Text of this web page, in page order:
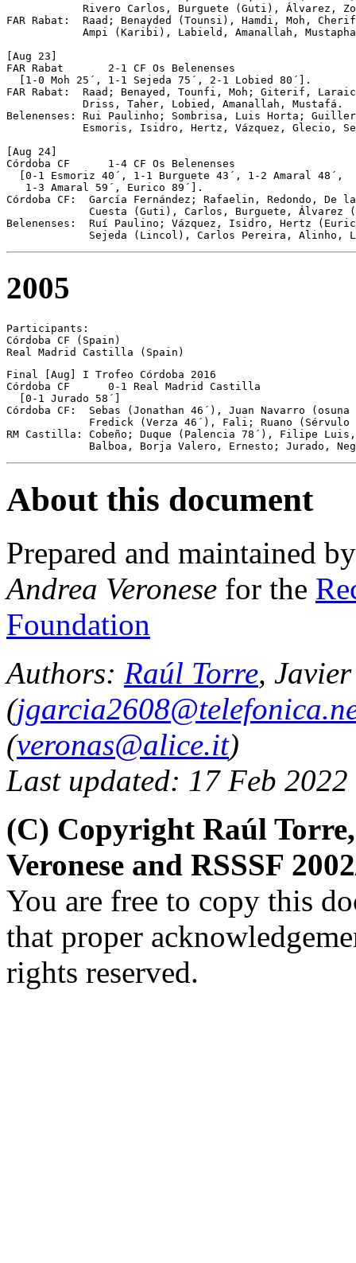
Rivero Carlos, Burguete (Guti), Álvarez,
FAR Rabat:  Raad; Benayded (Tounsi), Hamdi, Moh,
Ampi (Karibi), Labield, Amanallah,
[Aug 23]
FAR Rabat	2-1 CF Os Belenenses
  [1-0 Moh 25´, 1-1 Sejeda 75´, 2-1 Lobied 80´].
FAR Rabat:  Raad; Benayed, Tounfi, Moh; Giterif,
            Driss, Taher, Lobied, Amanallah, Mustafá.
Belenenses: Rui Paulinho; Sombrisa, Luis Horta;
Esmoris, Isidro, Hertz, Vázquez, Glecio,
[Aug 24]
Córdoba CF	1-4 CF Os Belenenses
  [0-1 Esmoriz 40´, 1-1 Burguete 43´, 1-2 Amaral 48´,
   1-3 Amaral 59´, Eurico 89´].
Córdoba CF:  García Fernández; Rafaelin, Redondo, De
Cuesta (Guti), Carlos, Burguete, Álvarez
Belenenses:  Ruí Paulino; Vázquez, Isidro, Hertz
Sejeda (Lincol), Carlos Pereira, Alinho,
2005
Participants:
Córdoba CF (Spain)
Real Madrid Castilla (Spain)
Final [Aug] I Trofeo Córdoba 2016
Córdoba CF	0-1 Real Madrid Castilla
  [0-1 Jurado 58´]
Córdoba CF:  Sebas (Jonathan 46´), Juan Navarro
Fredick (Verza 46´), Fali; Ruano
RM Castilla: Cobeño; Duque (Palencia 78´), Filipe
About this document
Prepared and maintained
Andrea Veronese for the
Foundation
Authors: Raúl Torre,
(
(veronas@alice.it)
Last updated: 17 Feb 2022
(C) Copyright Raúl
Veronese and RSSSF
You are free to copy this
that proper
rights reserved.